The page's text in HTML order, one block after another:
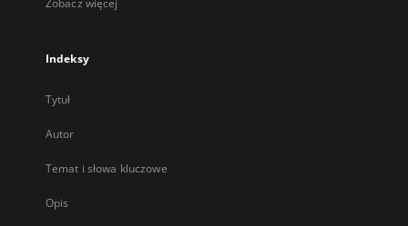
Zobacz więcej
Indeksy
Tytuł
Autor
Temat i słowa kluczowe
Opis